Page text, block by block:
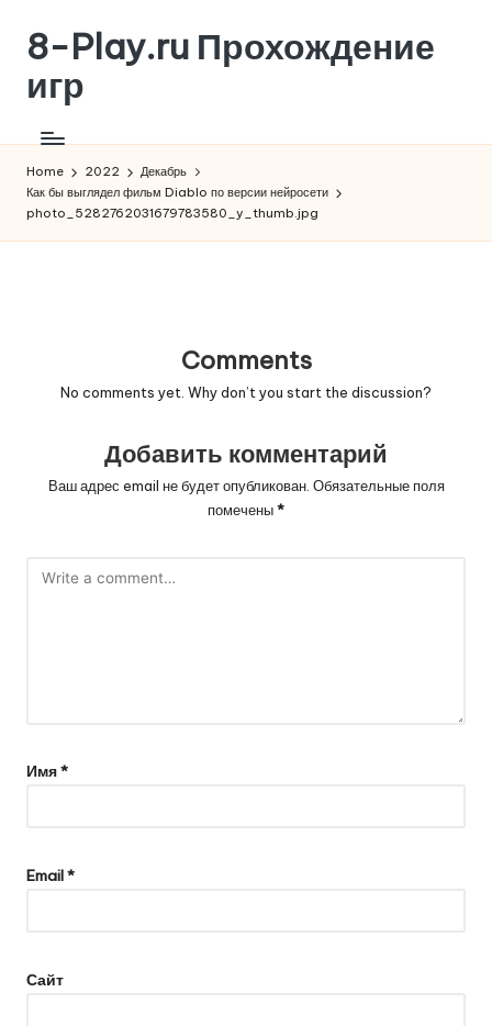
Skip
content
8-Play.ru Прохождение
игр
Home 2022
Декабрь
Как бы выглядел фильм Diablo по версии нейросети
photo_5282762031679783580_y_thumb.jpg
Comments
No comments yet. Why don’t you start the discussion?
Добавить комментарий
Ваш адрес email не будет опубликован. Обязательные поля
помечены*
Имя*
Email*
Сайт